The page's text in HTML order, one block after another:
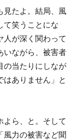
見たよ。結局、風
て笑うことにな
人が深く関わって
いながら、被害者
の当たりにしなが
はありません」と
よら、と。そして
風力の被害など聞